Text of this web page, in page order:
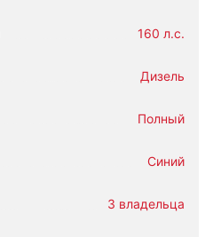
160 л.с.
Дизель
Полный
Синий
3 владельца